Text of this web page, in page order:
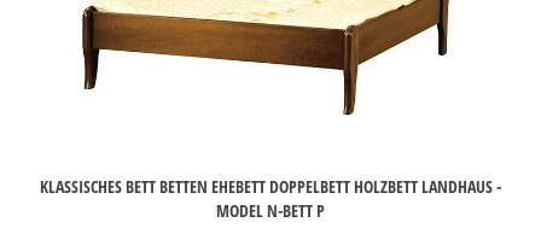
KLASSISCHES BETT BETTEN EHEBETT DOPPELBETT HOLZBETT LANDHAUS -
MODEL N-BETT P